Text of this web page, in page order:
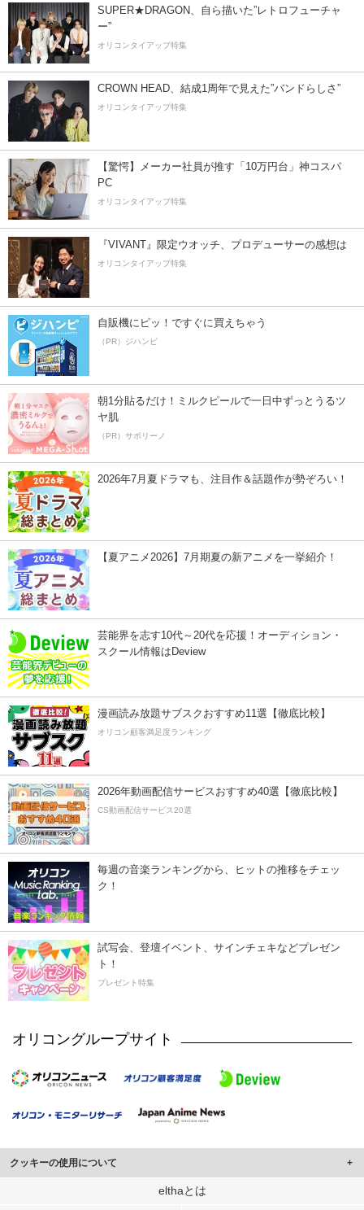
SUPER★DRAGON、自ら描いた”レトロフューチャ
ー”
オリコンタイアップ特集
CROWN HEAD、結成1周年で見えた”バンドらしさ”
オリコンタイアップ特集
【驚愕】メーカー社員が推す「10万円台」神コスパ
PC
オリコンタイアップ特集
『VIVANT』限定ウオッチ、プロデューサーの感想は
オリコンタイアップ特集
自販機にピッ！ですぐに買えちゃう
（PR）ジハンピ
朝1分貼るだけ！ミルクピールで一日中ずっとうるツ
ヤ肌
（PR）サボリーノ
2026年7月夏ドラマも、注目作＆話題作が勢ぞろい！
【夏アニメ2026】7月期夏の新アニメを一挙紹介！
芸能界を志す10代～20代を応援！オーディション・
スクール情報はDeview
漫画読み放題サブスクおすすめ11選【徹底比較】
オリコン顧客満足度ランキング
2026年動画配信サービスおすすめ40選【徹底比較】
CS動画配信サービス20選
毎週の音楽ランキングから、ヒットの推移をチェッ
ク！
試写会、登壇イベント、サインチェキなどプレゼン
ト！
プレゼント特集
オリコングループサイト
クッキーの使用について
このサイトでは Cookie を使用して、ユーザーに合わせたコンテンツや広告の
elthaとは